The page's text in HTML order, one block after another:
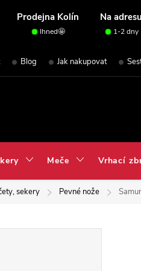
Prodejna Kolín Na adresu
Ihned🤩 1-2 dny
Blog Jak nakupovat
Meče Vrhací
sekery Pevné nože